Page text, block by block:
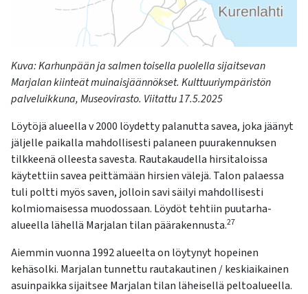
Kuva: Karhunpään jasalmen toisella puolella sijaitsevan
Marjalankiinteätmuinaisjäännökset. Kulttuuriympäristön
palveluikkuna, Museovirasto. Viitattu 17.5.2025
Löytöjä alueella v 2000 löydetty palanutta savea, joka jäänyt
jäljelle paikalla mahdollisesti palaneen puurakennuksen
tilkkeenä olleesta savesta. Rautakaudella hirsitaloissa
käytettiin savea peittämään hirsien välejä. Talon palaessa
tuli poltti myös saven, jolloin savi säilyi mahdollisesti
kolmiomaisessa muodossaan. Löydöt tehtiin puutarha-
alueella lähellä Marjalan tilan päärakennusta.27
Aiemmin vuonna 1992 alueelta on löytynyt hopeinen
kehäsolki. Marjalan tunnettu rautakautinen / keskiaikainen
asuinpaikka sijaitsee Marjalan tilan läheisellä peltoalueella.